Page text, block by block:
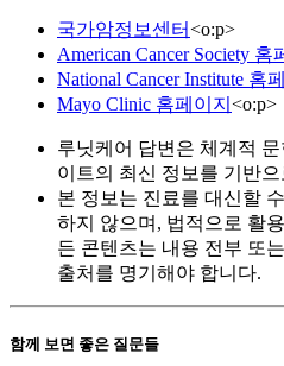
국가암정보센터<o:p>
American Cancer Society 홈
National Cancer Institute 홈
Mayo Clinic 홈페이지 <o:p>
루닛케어 답변은 체계적
이트의 최신 정보를 기반
본 정보는 진료를 대신할
하지 않으며, 법적으로 활
든 콘텐츠는 내용 전부 또
출처를 명기해야 합니다.
함께 보면 좋은 질문들